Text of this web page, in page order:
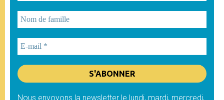
Nous envoyons la newsletter le lundi, mardi, mercredi,